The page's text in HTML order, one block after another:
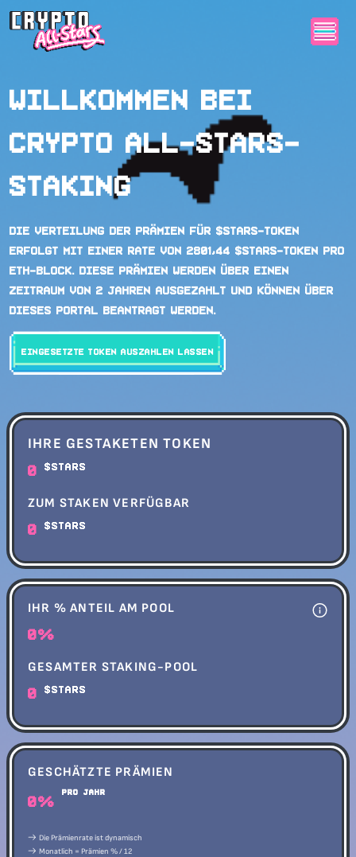
Willkommen bei
Crypto All-Stars-
Staking
Die Verteilung der Prämien für $STARS-Token
erfolgt mit einer Rate von 2801,44 $STARS-Token pro
ETH-Block. Diese Prämien werden über einen
Zeitraum von 2 Jahren ausgezahlt und können über
dieses Portal beantragt werden.
Eingesetzte Token auszahlen lassen
IHRE GESTAKETEN TOKEN
0 $STARS
ZUM STAKEN VERFÜGBAR
0 $STARS
IHR % ANTEIL AM POOL
0%
GESAMTER STAKING-POOL
0 $STARS
GESCHÄTZTE PRÄMIEN
0% pro Jahr
Die Prämienrate ist dynamisch
Monatlich = Prämien % / 12